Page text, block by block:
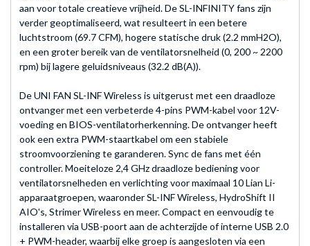
aan voor totale creatieve vrijheid. De SL-INFINITY fans zijn
verder geoptimaliseerd, wat resulteert in een betere
luchtstroom (69.7 CFM), hogere statische druk (2.2 mmH2O),
en een groter bereik van de ventilatorsnelheid (0, 200 ~ 2200
rpm) bij lagere geluidsniveaus (32.2 dB(A)).
De UNI FAN SL-INF Wireless is uitgerust met een draadloze
ontvanger met een verbeterde 4-pins PWM-kabel voor 12V-
voeding en BIOS-ventilatorherkenning. De ontvanger heeft
ook een extra PWM-staartkabel om een stabiele
stroomvoorziening te garanderen. Sync de fans met één
controller. Moeiteloze 2,4 GHz draadloze bediening voor
ventilatorsnelheden en verlichting voor maximaal 10 Lian Li-
apparaatgroepen, waaronder SL-INF Wireless, HydroShift II
AIO's, Strimer Wireless en meer. Compact en eenvoudig te
installeren via USB-poort aan de achterzijde of interne USB 2.0
+ PWM-header, waarbij elke groep is aangesloten via een